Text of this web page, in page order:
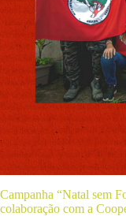
Campanha “Natal sem
colaboração com a